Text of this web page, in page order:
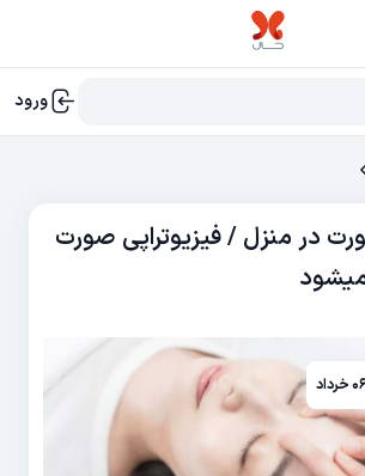
ورود
در منزل / فیزیوتراپی صورت
۰۶ خرداد